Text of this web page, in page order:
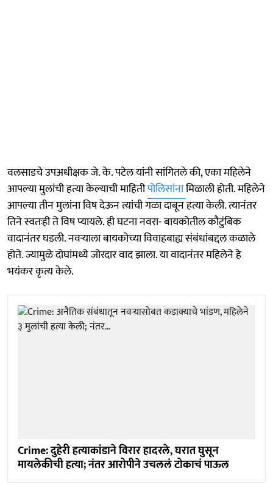
वलसाडचे उपअधीक्षक जे. के. पटेल यांनी सांगितले की, एका महिलेने
आपल्या मुलांची हत्या केल्याची माहितीपोलिसांनामिळाली होती. महिलेने
आपल्या तीन मुलांना विष देऊन त्यांची गळा दाबून हत्या केली. त्यानंतर
तिने स्वतःही ते विष प्यायले. ही घटना नवरा- बायकोतील कौटुंबिक
वादानंतर घडली. नवऱ्याला बायकोच्या विवाहबाह्य संबंधांबद्दल कळाले
होते. ज्यामुळे दोघांमध्ये जोरदार वाद झाला. या वादानंतर महिलेने हे
भयंकर कृत्य केले.
Crime: दुहेरी हत्याकांडाने विरार हादरले, घरात घुसून
मायलेकीची हत्या; नंतर आरोपीने उचललं टोकाचं पाऊल